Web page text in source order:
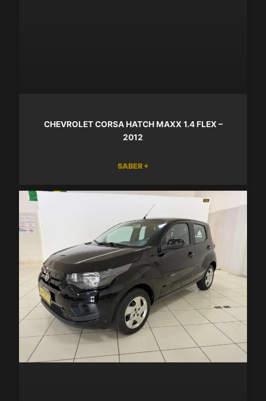
CHEVROLET CORSA HATCH MAXX 1.4 FLEX –
2012
SABER +